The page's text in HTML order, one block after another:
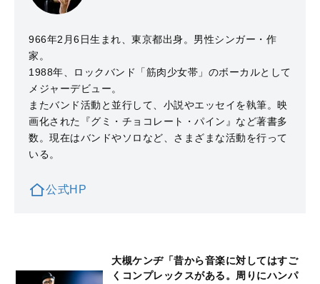
966年2月6日生まれ、東京都出身。男性シンガー・作
家。
1988年、ロックバンド「筋肉少女帯」のボーカルとして
メジャーデビュー。
またバンド活動と並行して、小説やエッセイを執筆。映
画化された『グミ・チョコレート・パイン』など著書多
数。現在はバンドやソロなど、さまざまな活動を行って
いる。
公式HP
大槻ケンヂ「昔から音楽に対してはすご
くコンプレックスがある。周りにハンパ